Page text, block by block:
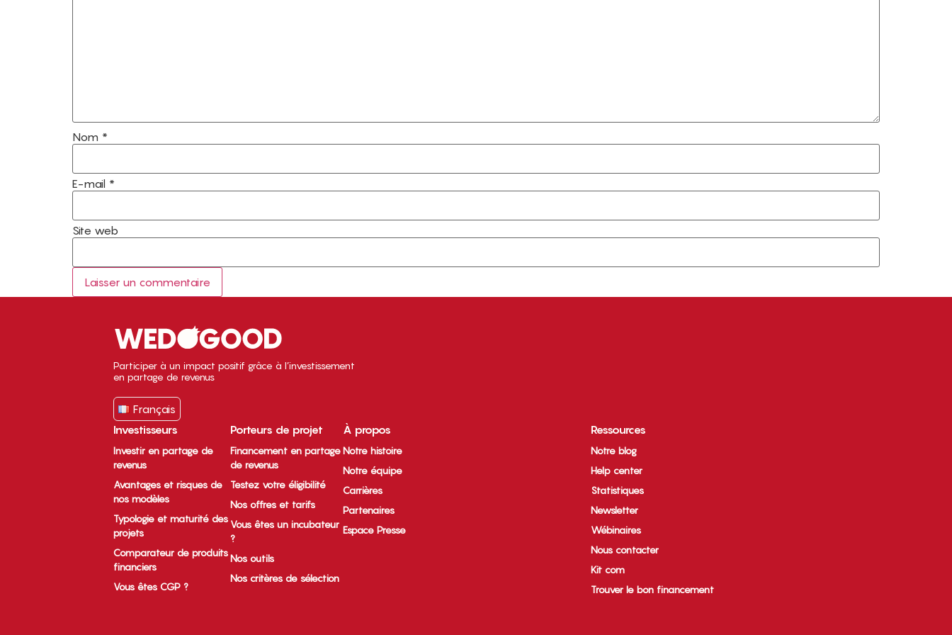
Nom *
E-mail *
Site web
Participer à un impact positif grâce à l’investissement
en partage de revenus
Français
Investisseurs
Investir en partage de
revenus
Avantages et risques de
nos modèles
Typologie et maturité des
projets
Comparateur de produits
financiers
Vous êtes CGP ?
Porteurs de projet
Financement en partage
de revenus
Testez votre éligibilité
Nos offres et tarifs
Vous êtes un incubateur
?
Nos outils
Nos critères de sélection
À propos
Notre histoire
Notre équipe
Carrières
Partenaires
Espace Presse
Ressources
Notre blog
Help center
Statistiques
Newsletter
Wébinaires
Nous contacter
Kit com
Trouver le bon financement